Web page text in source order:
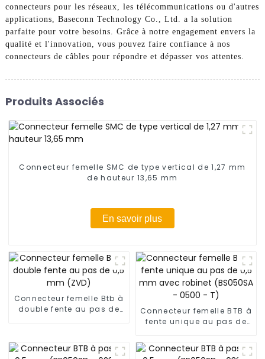
connecteurs pour les réseaux, les télécommunications ou d'autres
applications, Baseconn Technology Co., Ltd. a la solution
parfaite pour votre besoins. Grâce à notre engagement envers la
qualité et l'innovation, vous pouvez faire confiance à nos
connecteurs de câbles pour répondre et dépasser vos attentes.
Produits Associés
Connecteur femelle SMC de type vertical de 1,27 mm
de hauteur 13,65 mm
En savoir plus
Connecteur femelle Btb à
double fente au pas de
Connecteur femelle BTB à
fente unique au pas de
(BS050SA - 0500 - T)